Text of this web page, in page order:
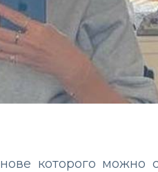
которого можно